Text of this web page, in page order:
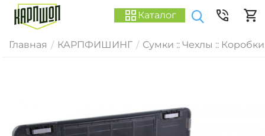
Каталог
Главная / КАРПФИШИНГ / Сумки :: Чехлы :: Коробки